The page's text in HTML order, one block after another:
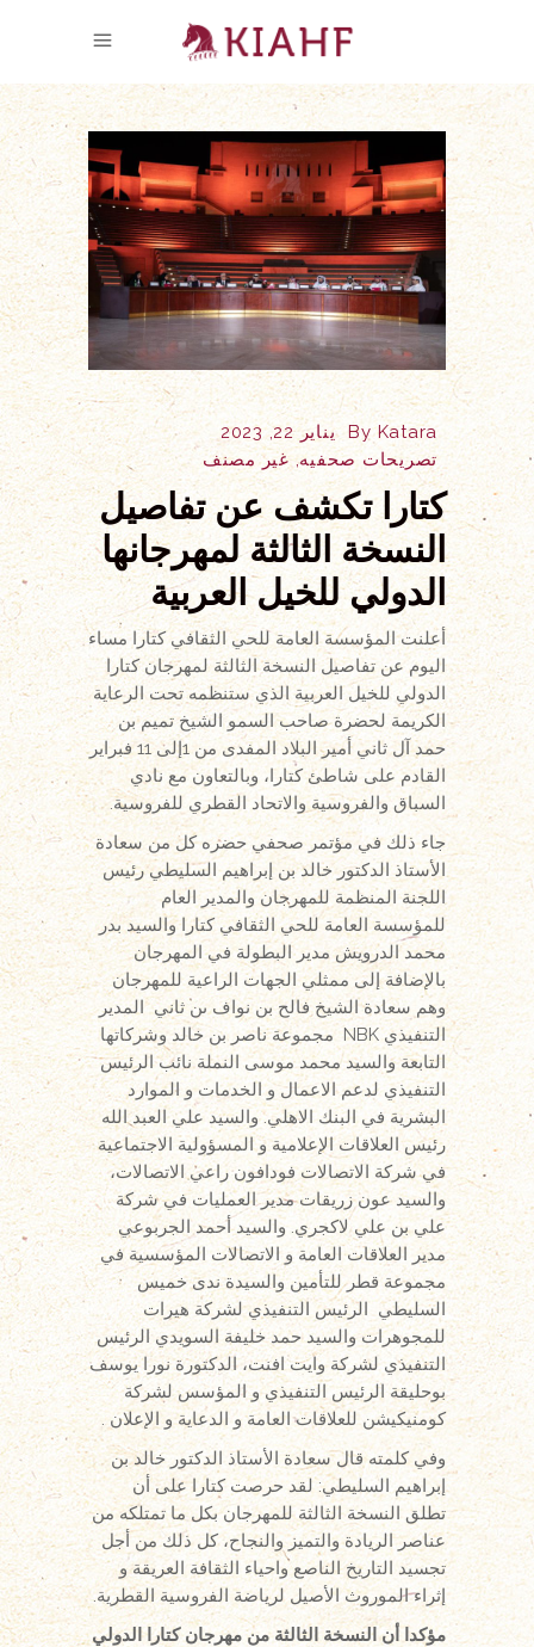
ByKatara
يناير 22, 2023
تصريحات صحفيه,غير مصنف
كتارا تكشف عن تفاصيل
النسخة الثالثة لمهرجانها
الدولي للخيل العربية
أعلنت المؤسسة العامة للحي الثقافي كتارا مساء
اليوم عن تفاصيل النسخة الثالثة لمهرجان كتارا
الدولي للخيل العربية الذي ستنظمه تحت الرعاية
الكريمة لحضرة صاحب السمو الشيخ تميم بن
حمد آل ثاني أمير البلاد المفدى من 1إلى 11 فبراير
القادم على شاطئ كتارا، وبالتعاون مع نادي
السباق والفروسية والاتحاد القطري للفروسية.
جاء ذلك في مؤتمر صحفي حضره كل من سعادة
الأستاذ الدكتور خالد بن إبراهيم السليطي رئيس
اللجنة المنظمة للمهرجان والمدير العام
للمؤسسة العامة للحي الثقافي كتارا والسيد بدر
محمد الدرويش مدير البطولة في المهرجان
بالإضافة إلى ممثلي الجهات الراعية للمهرجان
وهم سعادة الشيخ فالح بن نواف ىن ثاني المدير
التنفيذي NBK مجموعة ناصر بن خالد وشركاتها
التابعة والسيد محمد موسى النملة نائب الرئيس
التنفيذي لدعم الاعمال و الخدمات و الموارد
البشرية في البنك الاهلي. والسيد علي العبد الله
رئيس العلاقات الإعلامية و المسؤولية الاجتماعية
في شركة الاتصالات فودافون راعي الاتصالات،
والسيد عون زريقات مدير العمليات في شركة
علي بن علي لاكجري. والسيد أحمد الجربوعي
مدير العلاقات العامة و الاتصالات المؤسسية في
مجموعة قطر للتأمين والسيدة ندى خميس
السليطي الرئيس التنفيذي لشركة هيرات
للمجوهرات والسيد حمد خليفة السويدي الرئيس
التنفيذي لشركة وايت افنت، الدكتورة نورا يوسف
بوحليقة الرئيس التنفيذي و المؤسس لشركة
كومنيكيشن للعلاقات العامة و الدعاية و الإعلان .
وفي كلمته قال سعادة الأستاذ الدكتور خالد بن
إبراهيم السليطي: لقد حرصت كتارا على أن
تطلق النسخة الثالثة للمهرجان بكل ما تمتلكه من
عناصر الريادة والتميز والنجاح، كل ذلك من أجل
تجسيد التاريخ الناصع واحياء الثقافة العريقة و
إثراء الموروث الأصيل لرياضة الفروسية القطرية.
مؤكدا أن النسخة الثالثة من مهرجان كتارا الدولي